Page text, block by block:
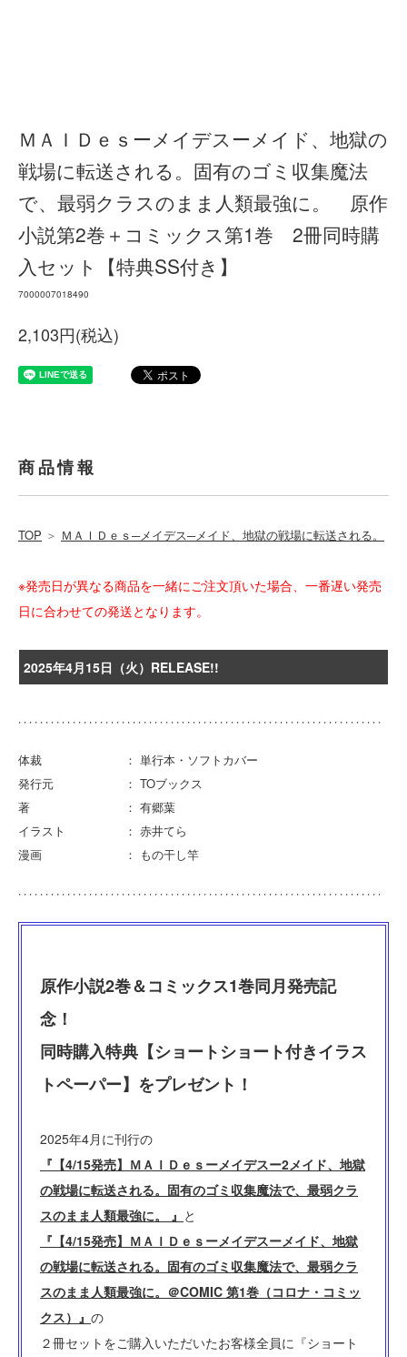
ＭＡＩＤｅｓーメイデスーメイド、地獄の
戦場に転送される。固有のゴミ収集魔法
で、最弱クラスのまま人類最強に。 原作
小説第2巻＋コミックス第1巻 2冊同時購
入セット【特典SS付き】
7000007018490
2,103円(税込)
商品情報
TOP ＞ ＭＡＩＤｅｓ─メイデス─メイド、地獄の戦場に転送される。
※発売日が異なる商品を一緒にご注文頂いた場合、一番遅い発売
日に合わせての発送となります。
2025年4月15日（火）RELEASE!!
体裁 ： 単行本・ソフトカバー
発行元 ： TOブックス
著 ： 有郷葉
イラスト ： 赤井てら
漫画 ： もの干し竿
原作小説2巻＆コミックス1巻同月発売記
念！
同時購入特典【ショートショート付きイラス
トペーパー】をプレゼント！
2025年4月に刊行の
『【4/15発売】ＭＡＩＤｅｓーメイデスー2メイド、地獄
の戦場に転送される。固有のゴミ収集魔法で、最弱クラ
スのまま人類最強に。 』 と
『【4/15発売】ＭＡＩＤｅｓーメイデスーメイド、地獄
の戦場に転送される。固有のゴミ収集魔法で、最弱クラ
スのまま人類最強に。＠COMIC 第1巻（コロナ・コミッ
クス）』 の
２冊セットをご購入いただいたお客様全員に『ショート